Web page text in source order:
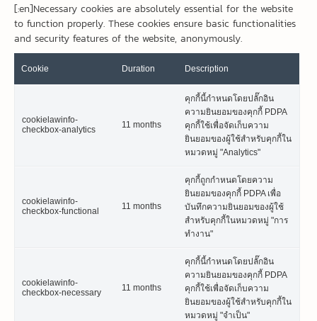
[:en]Necessary cookies are absolutely essential for the website
to function properly. These cookies ensure basic functionalities
and security features of the website, anonymously.
Cookie Duration Description
cookielawinfo-
checkbox-analytics
11 months
คุกกี้นี้กำหนดโดยปลั๊กอิน
ความยินยอมของคุกกี้ PDPA
คุกกี้ใช้เพื่อจัดเก็บความ
ยินยอมของผู้ใช้สำหรับคุกกี้ใน
หมวดหมู่ "Analytics"
cookielawinfo-
checkbox-functional
11 months
คุกกี้ถูกกำหนดโดยความ
ยินยอมของคุกกี้ PDPA เพื่อ
บันทึกความยินยอมของผู้ใช้
สำหรับคุกกี้ในหมวดหมู่ "การ
ทำงาน"
cookielawinfo-
checkbox-necessary
11 months
คุกกี้นี้กำหนดโดยปลั๊กอิน
ความยินยอมของคุกกี้ PDPA
คุกกี้ใช้เพื่อจัดเก็บความ
ยินยอมของผู้ใช้สำหรับคุกกี้ใน
หมวดหมู่ "จำเป็น"